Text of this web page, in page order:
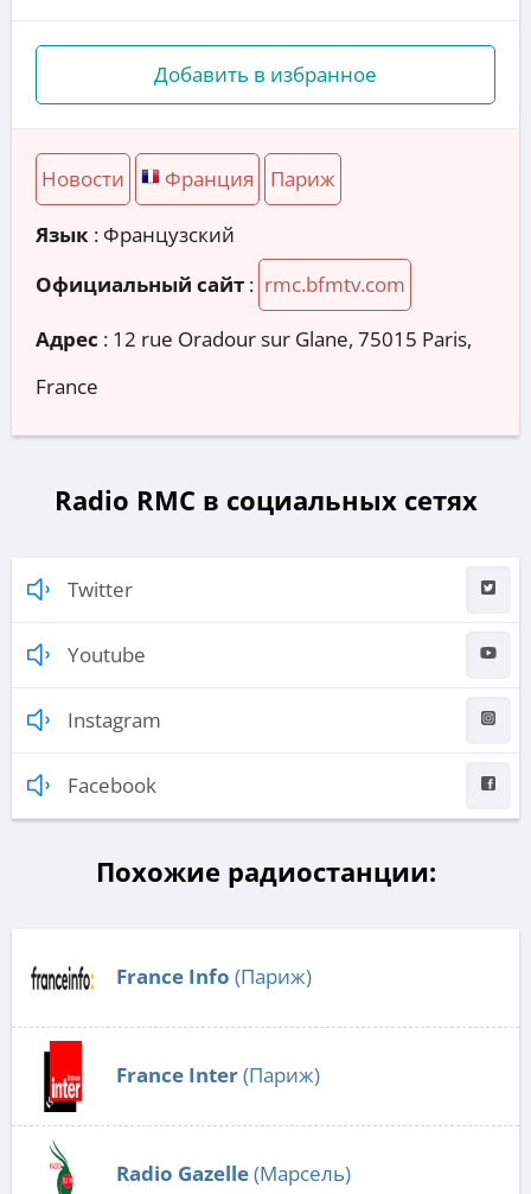
Добавить в избранное
Новости Франция Париж
Язык : Французский
Официальный сайт : rmc.bfmtv.com
Адрес : 12 rue Oradour sur Glane, 75015 Paris,
France
Radio RMC в социальных сетях
Twitter
Youtube
Instagram
Facebook
Похожие радиостанции:
France Info (Париж)
France Inter(Париж)
Radio Gazelle(Марсель)